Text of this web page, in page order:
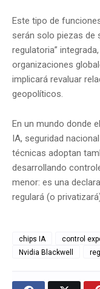
Este tipo de
serán solo piezas de
regulatoria”
organizaciones
implicará revaluar
geopolíticos.
En un mundo donde
IA, seguridad
técnicas adoptan
desarrollando
menor: es una
regulará (o
chips IA control
Nvidia Blackwell